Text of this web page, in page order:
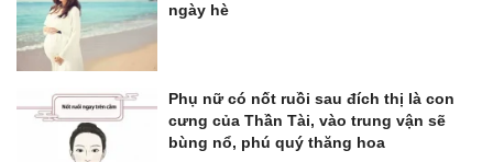
ngày hè
Phụ nữ có nốt ruồi sau đích thị là con
cưng của Thần Tài, vào trung vận sẽ
bùng nổ, phú quý thăng hoa